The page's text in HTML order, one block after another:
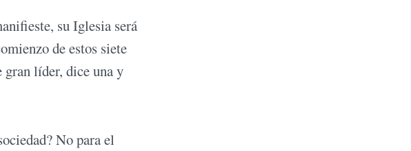
su Iglesia será
de estos siete
gran líder, dice una y
No para el